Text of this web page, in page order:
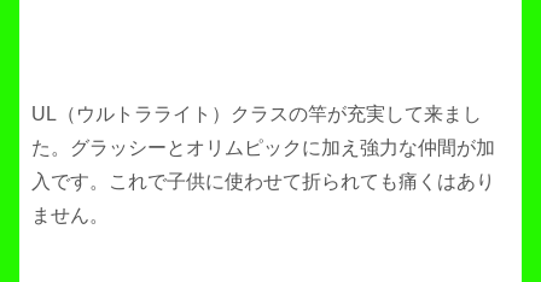
UL（ウルトラライト）クラスの竿が充実して来まし
た。グラッシーとオリムピックに加え強力な仲間が加
入です。これで子供に使わせて折られても痛くはあり
ません。